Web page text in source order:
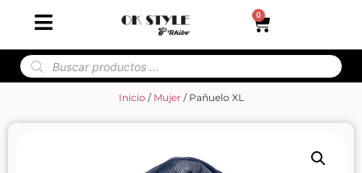
0
Inicio / Mujer/ Pañuelo XL